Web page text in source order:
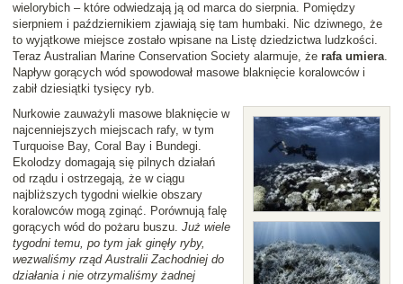
wielorybich – które odwiedzają ją od marca do sierpnia. Pomiędzy
sierpniem i październikiem zjawiają się tam humbaki. Nic dziwnego, że
to wyjątkowe miejsce zostało wpisane na Listę dziedzictwa ludzkości.
Teraz Australian Marine Conservation Society alarmuje, że rafa umiera.
Napływ gorących wód spowodował masowe blaknięcie koralowców i
zabił dziesiątki tysięcy ryb.
Nurkowie zauważyli masowe blaknięcie w
najcenniejszych miejscach rafy, w tym
Turquoise Bay, Coral Bay i Bundegi.
Ekolodzy domagają się pilnych działań
od rządu i ostrzegają, że w ciągu
najbliższych tygodni wielkie obszary
koralowców mogą zginąć. Porównują falę
gorących wód do pożaru buszu. Już wiele
tygodni temu, po tym jak ginęły ryby,
wezwaliśmy rząd Australii Zachodniej do
działania i nie otrzymaliśmy żadnej